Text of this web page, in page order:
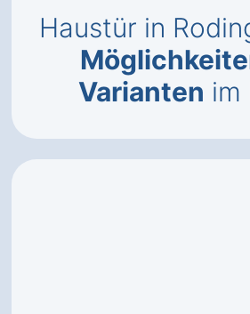
Haustür in
Varianten im